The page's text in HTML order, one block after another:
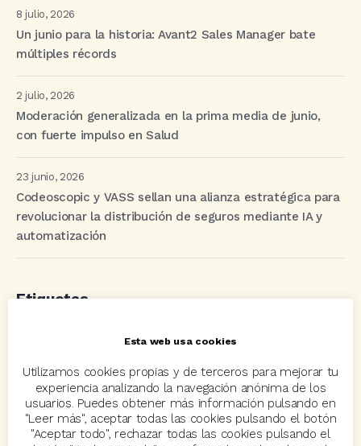
8 julio, 2026
Un junio para la historia: Avant2 Sales Manager bate
múltiples récords
2 julio, 2026
Moderación generalizada en la prima media de junio,
con fuerte impulso en Salud
23 junio, 2026
Codeoscopic y VASS sellan una alianza estratégica para
revolucionar la distribución de seguros mediante IA y
automatización
Etiquetas
Acuerdos Allianz asisa
Avant2 Avant2 Sales Manager ayudas Bcover
Carlos Rovira Codeoscopic Codeoscopic Academy
Codeoscopic Workspace Coverize Decesos
Esta web usa cookies
Utilizamos cookies propias y de terceros para mejorar tu
experiencia analizando la navegación anónima de los
usuarios. Puedes obtener más información pulsando en
"Leer más", aceptar todas las cookies pulsando el botón
"Aceptar todo", rechazar todas las cookies pulsando el